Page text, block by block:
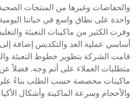
والحفاضات وغيرها من المنتجات
واحدة على نطاق واسع في حياتنا
وفرت الكثير من ماكينات التعبئة
أساسي عملية العد والتكديس إضافة إلى
قامت الشركة بتطوير خطوط التعبئة
متطلبات العملاء على أتم وجه. فضلاً
ماكينات مخصصة حسب الطلب بناءً على
والأحجام وسرعة الماكينة وأشكال